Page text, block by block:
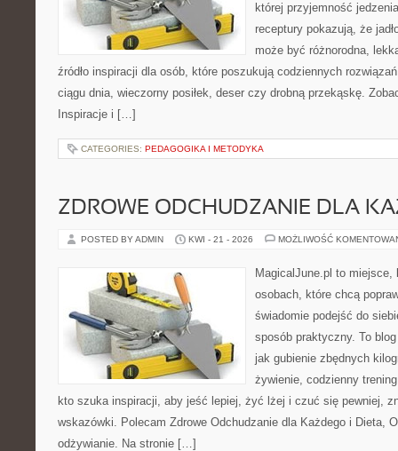
której przyjemność
receptury pokazują, że
może być różnorodna,
źródło inspiracji dla osób, które poszukują codziennych
ciągu dnia, wieczorny posiłek, deser czy drobną przekąskę.
Inspiracje i […]
CATEGORIES: PEDAGOGIKA I METODYKA
ZDROWE ODCHUDZANIE DLA
POSTED BY ADMIN KWI - 21 - 2026 MOŻLIWOŚĆ
MagicalJune.pl to miejsce,
osobach, które chcą
świadomie podejść do
sposób praktyczny. To
jak gubienie zbędnych
żywienie, codzienny
kto szuka inspiracji, aby jeść lepiej, żyć lżej i czuć się pewniej,
wskazówki. Polecam Zdrowe Odchudzanie dla Każdego i Dieta,
odżywianie. Na stronie […]